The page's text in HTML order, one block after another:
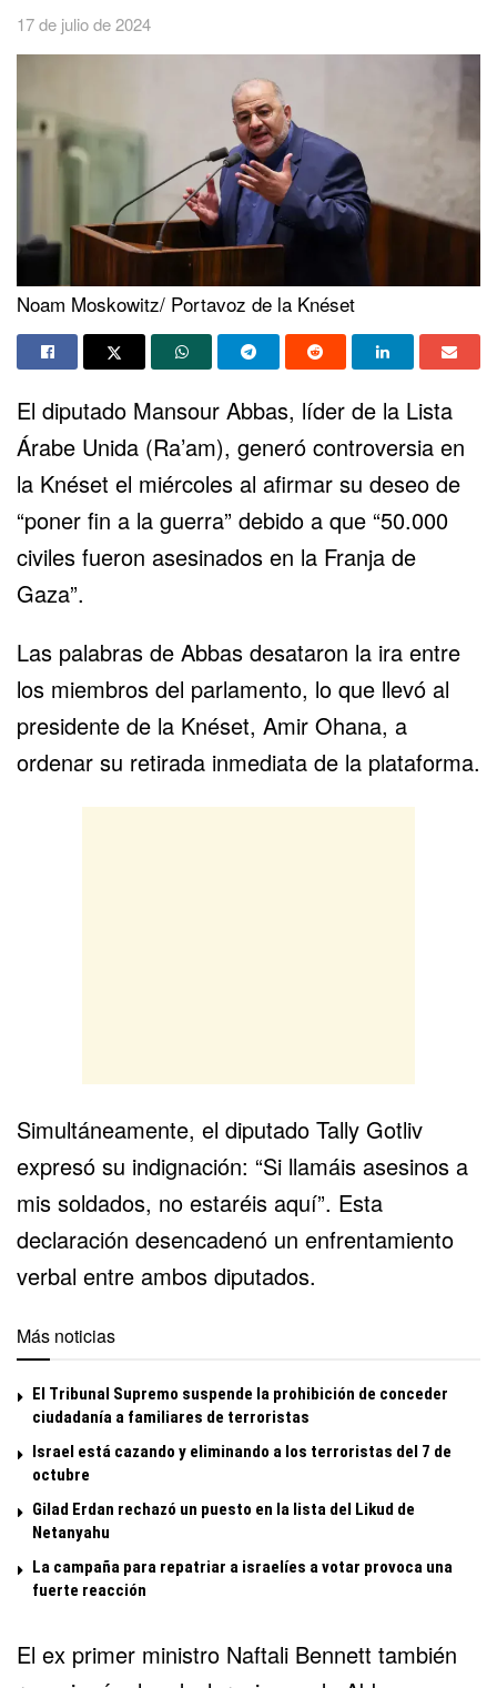
17 de julio de 2024
Noam Moskowitz/ Portavoz de la Knéset
El diputado Mansour Abbas, líder de la Lista
Árabe Unida (Ra’am), generó controversia en
la Knéset el miércoles al afirmar su deseo de
“poner fin a la guerra” debido a que “50.000
civiles fueron asesinados en la Franja de
Gaza”.
Las palabras de Abbas desataron la ira entre
los miembros del parlamento, lo que llevó al
presidente de la Knéset, Amir Ohana, a
ordenar su retirada inmediata de la plataforma.
Simultáneamente, el diputado Tally Gotliv
expresó su indignación: “Si llamáis asesinos a
mis soldados, no estaréis aquí”. Esta
declaración desencadenó un enfrentamiento
verbal entre ambos diputados.
Más noticias
El Tribunal Supremo suspende la prohibición de conceder
ciudadanía a familiares de terroristas
Israel está cazando y eliminando a los terroristas del 7 de
octubre
Gilad Erdan rechazó un puesto en la lista del Likud de
Netanyahu
La campaña para repatriar a israelíes a votar provoca una
fuerte reacción
El ex primer ministro Naftali Bennett también